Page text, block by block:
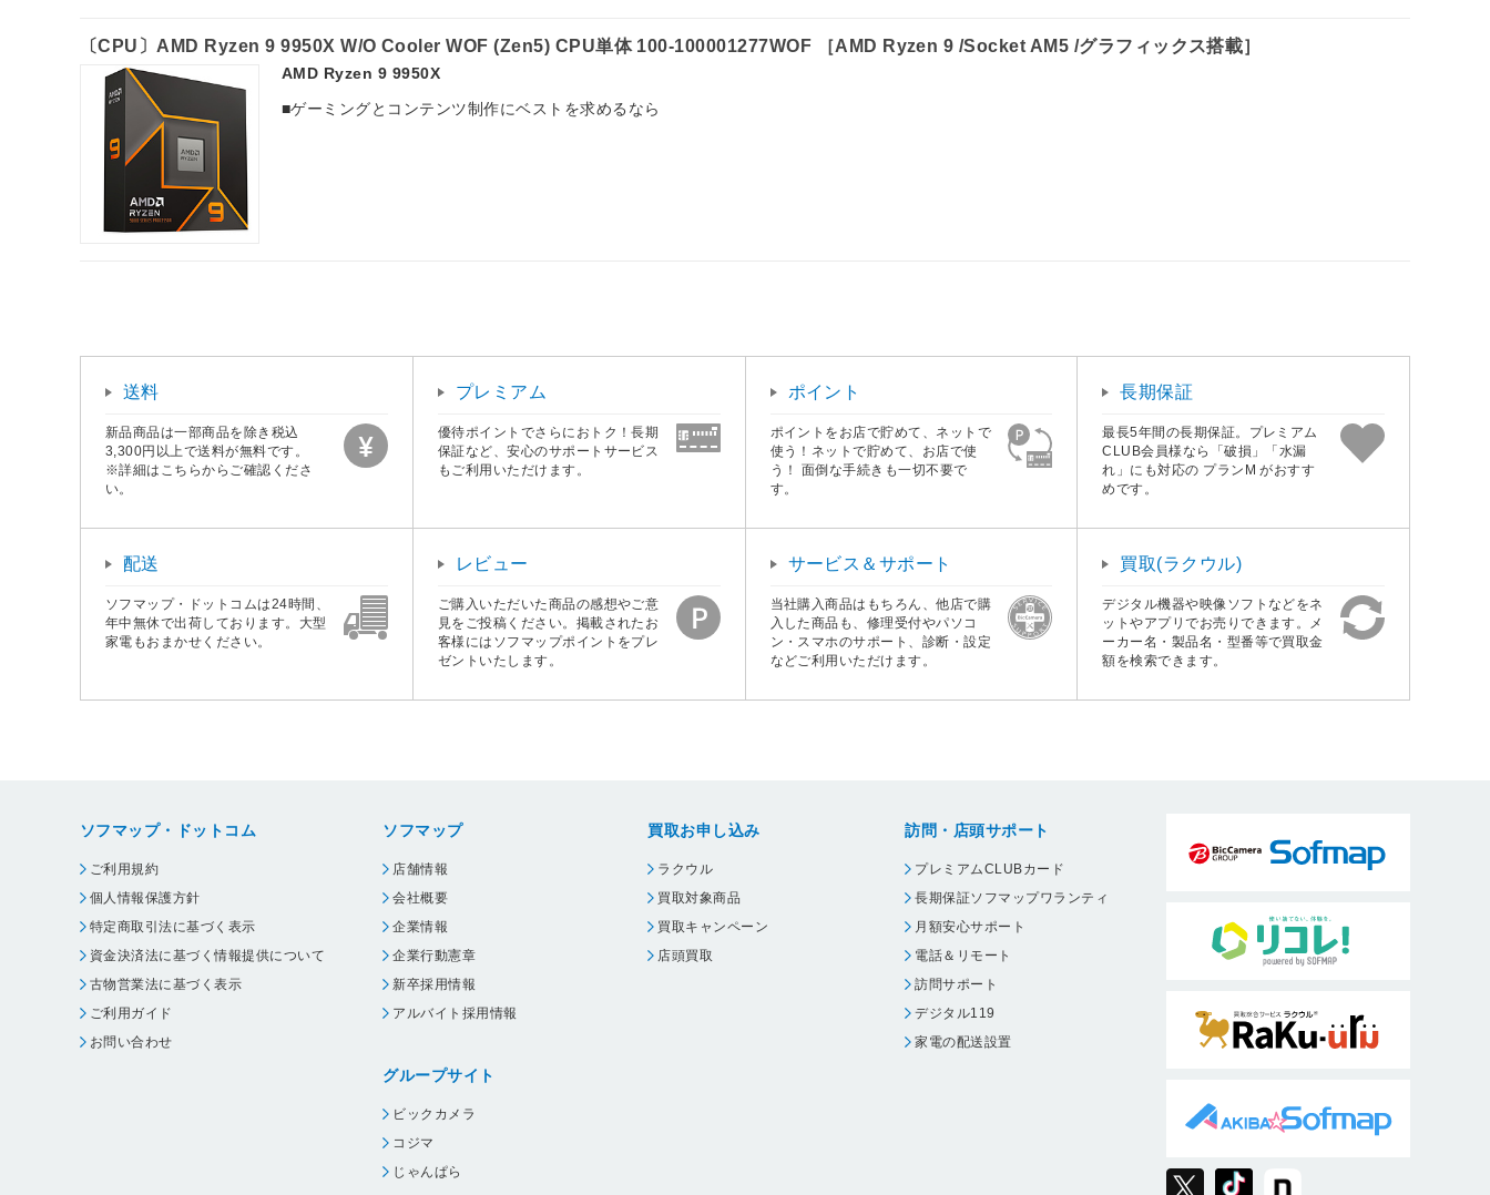
〔CPU〕AMD Ryzen 9 9950X W/O Cooler WOF (Zen5) CPU単体 100-100001277WOF ［AMD Ryzen 9 /Socket AM5 /グラフィックス搭載］
AMD Ryzen 9 9950X
■ゲーミングとコンテンツ制作にベストを求めるなら
送料
新品商品は一部商品を除き税込
3,300円以上で送料が無料です。
※詳細はこちらからご確認くださ
い。
プレミアム
優待ポイントでさらにおトク！長期
保証など、安心のサポートサービス
もご利用いただけます。
ポイント
ポイントをお店で貯めて、ネットで
使う！ネットで貯めて、お店で使
う！ 面倒な手続きも一切不要で
す。
長期保証
最長5年間の長期保証。プレミアム
CLUB会員様なら「破損」「水漏
れ」にも対応の プランM がおすす
めです。
配送
ソフマップ・ドットコムは24時間、
年中無休で出荷しております。大型
家電もおまかせください。
レビュー
ご購入いただいた商品の感想やご意
見をご投稿ください。掲載されたお
客様にはソフマップポイントをプレ
ゼントいたします。
サービス＆サポート
当社購入商品はもちろん、他店で購
入した商品も、修理受付やパソコ
ン・スマホのサポート、診断・設定
などご利用いただけます。
買取(ラクウル)
デジタル機器や映像ソフトなどをネ
ットやアプリでお売りできます。メ
ーカー名・製品名・型番等で買取金
額を検索できます。
ソフマップ・ドットコム
ご利用規約
個人情報保護方針
特定商取引法に基づく表示
資金決済法に基づく情報提供について
古物営業法に基づく表示
ご利用ガイド
お問い合わせ
ソフマップ
店舗情報
会社概要
企業情報
企業行動憲章
新卒採用情報
アルバイト採用情報
グループサイト
ビックカメラ
コジマ
じゃんぱら
買取お申し込み
ラクウル
買取対象商品
買取キャンペーン
店頭買取
訪問・店頭サポート
プレミアムCLUBカード
長期保証ソフマップワランティ
月額安心サポート
電話＆リモート
訪問サポート
デジタル119
家電の配送設置